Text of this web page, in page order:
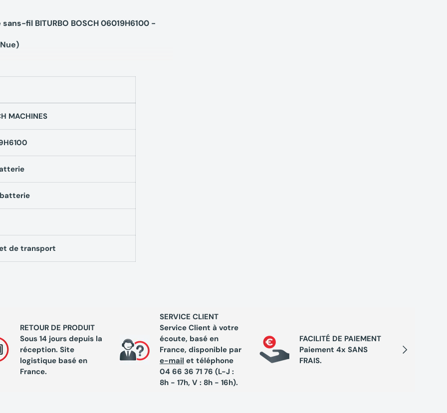
fil BITURBO BOSCH 06019H6100 -
MACHINES
de transport
Suivant
RETOUR DE PRODUIT
Sous 14 jours depuis la
réception. Site
logistique basé en
France.
SERVICE CLIENT
Service Client à votre
écoute, basé en
France, disponible par
e-mail et téléphone
04 66 36 71 76 (L-J :
8h - 17h, V : 8h - 16h).
FACILITÉ DE PAIEMENT
Paiement 4x SANS
FRAIS.